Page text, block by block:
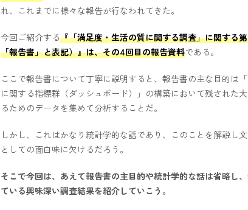
れ、これまでに様々な報告が行なわれてきた。
今回ご紹介する『「満足度・生活の質に関する調査」に関する
「報告書」と表記）』は、その4回目の報告資料である。
ここで報告書について丁寧に説明すると、報告書の主な目的は
に関する指標群（ダッシュボード）」の構築において残された
るためのデータを集めて分析することだ。
しかし、これはかなり統計学的な話であり、このことを解説し
としての面白味に欠けるだろう。
そこで今回は、あえて報告書の主目的や統計学的な話は省略し
ている興味深い調査結果を紹介していこう。